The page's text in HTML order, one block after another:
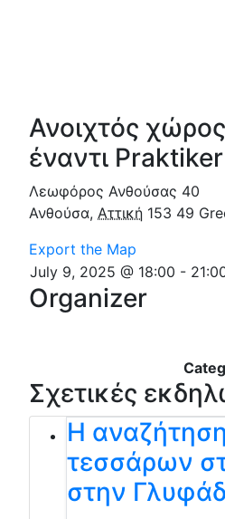
Ανοιχτός
έναντι
Λεωφόρος Ανθούσας 40
Ανθούσα, Αττική 153 49
Export the Map
July 9, 2025 @ 18:00 -
Organizer
Σχετικές
Η
τεσσάρων
στην